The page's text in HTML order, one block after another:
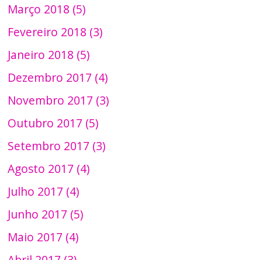
Março 2018 (5)
Fevereiro 2018 (3)
Janeiro 2018 (5)
Dezembro 2017 (4)
Novembro 2017 (3)
Outubro 2017 (5)
Setembro 2017 (3)
Agosto 2017 (4)
Julho 2017 (4)
Junho 2017 (5)
Maio 2017 (4)